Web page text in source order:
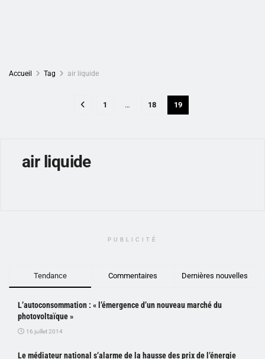
Accueil Tag air liquide
1 … 18 19
air liquide
PUBLICITÉ
Tendance Commentaires Dernières nouvelles
L’autoconsommation : « l’émergence d’un nouveau marché du
photovoltaïque »
16 juillet 2014
Le médiateur national s’alarme de la hausse des prix de l’énergie